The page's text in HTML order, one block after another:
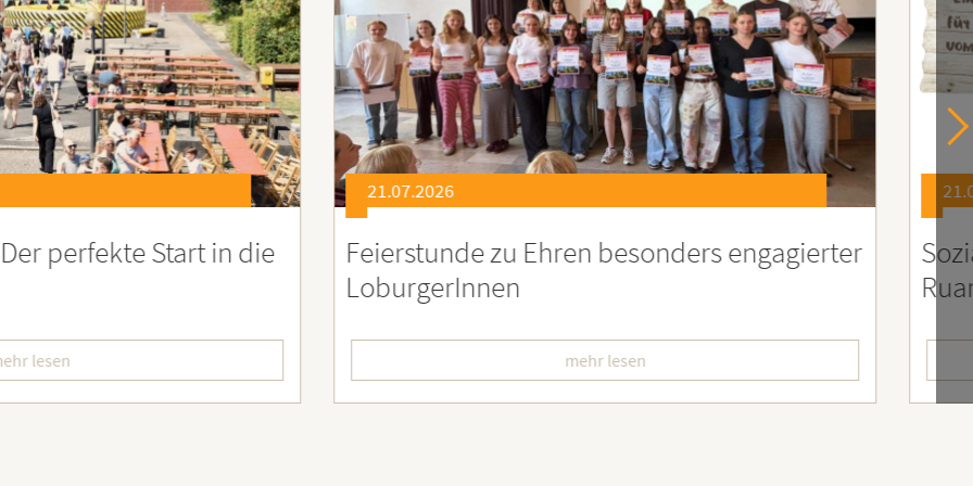
zu Ehren besonders engagierter
Soziales Engagement für